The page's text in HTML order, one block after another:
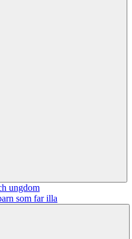
ungdom
som far illa